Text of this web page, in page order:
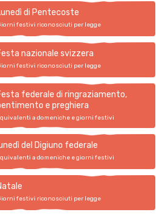
di Pentecoste
festivi riconosciuti per legge
nazionale svizzera
festivi riconosciuti per legge
federale di ringraziamento,
e preghiera
a domeniche e giorni festivi
del Digiuno federale
a domeniche e giorni festivi
festivi riconosciuti per legge